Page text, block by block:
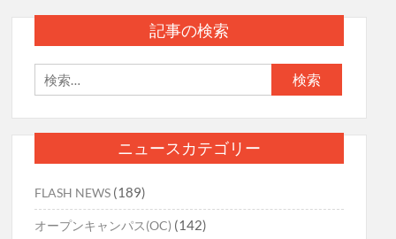
ビ
ゲ
ー
シ
ョ
ン
記事の検索
索:
ニュースカテゴリー
FLASH NEWS (189)
オープンキャンパス(OC) (142)